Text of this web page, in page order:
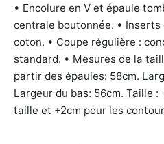
était :
125,00€.
est :
• Encolure en V et épaule
centrale boutonnée. • Inserts
coton. • Coupe régulière :
standard. • Mesures de la
partir des épaules: 58cm.
Largeur du bas: 56cm. Taille :
taille et +2cm pour les